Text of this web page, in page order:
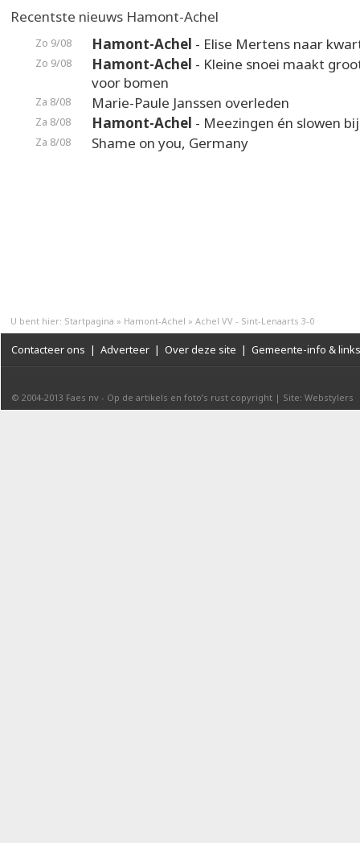
Recentste nieuws Hamont-Achel
Zo 9/08 Hamont-Achel - Elise Mertens naar
Zo 9/08 Hamont-Achel - Kleine snoei maakt
voor bomen
Za 8/08 Marie-Paule Janssen overleden
Za 8/08 Hamont-Achel - Meezingen én slowen
Za 8/08 Shame on you, Germany
U bent hier: Startpagina » Hamont-Achel » Achel VV - Sint-Lenaarts 3-0
Contacteer ons | Adverteer | Over deze site | Gemeente-info & links
© 2004-2013 Faes nv - Op de artikels en foto’s rust copyright | Site: Webstylers